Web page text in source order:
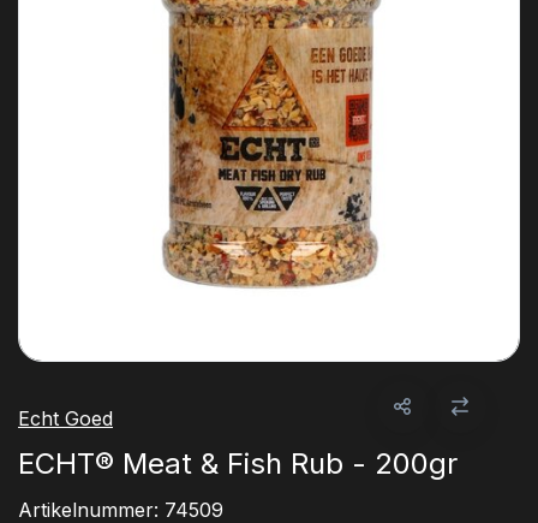
Echt Goed
ECHT® Meat & Fish Rub - 200gr
Artikelnummer: 74509